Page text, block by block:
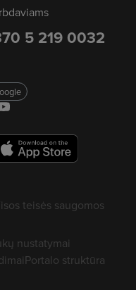
5 219 0032
teisės saugomos
nustatymai
Portalo struktūra